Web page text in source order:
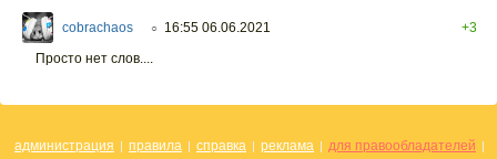
cobrachaos ○ 16:55 06.06.2021
+3
Просто нет слов....
администрация | правила | справка | реклама | для правообладателей |